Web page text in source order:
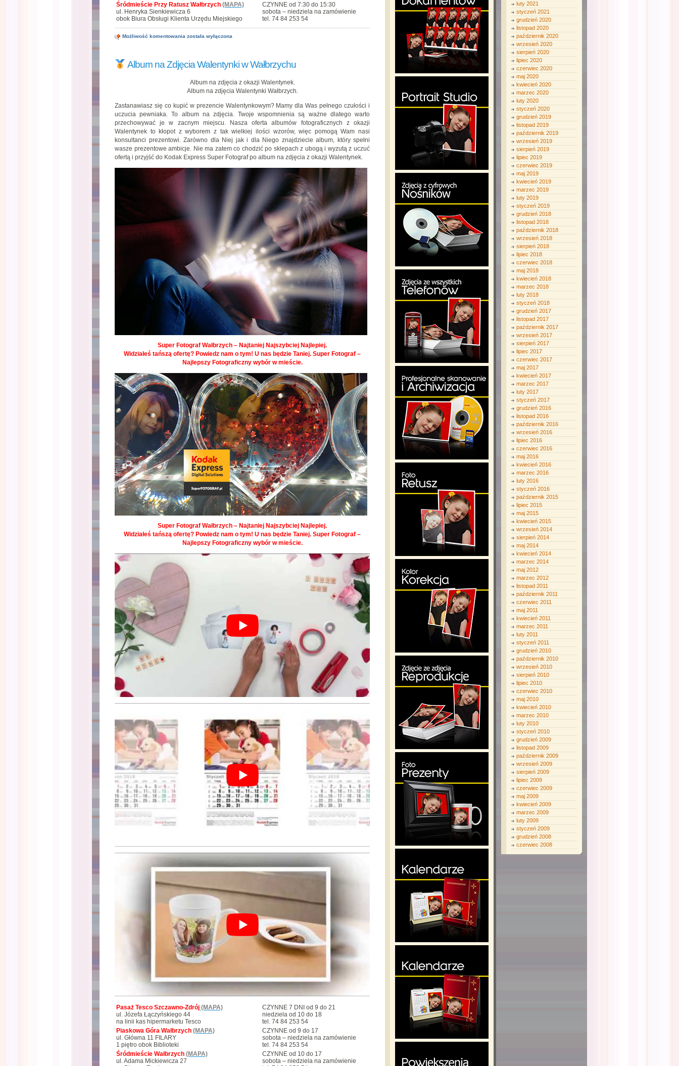
Śródmieście Przy Ratusz Wałbrzych (MAPA)
ul. Henryka Sienkiewicza 6
obok Biura Obsługi Klienta Urzędu Miejskiego
CZYNNE od 7:30 do 15:30
sobota – niedziela na zamówienie
tel. 74 84 253 54
Możliwość komentowania
dla
Niej
została wyłączona
Album na Zdjęcia Walentynki w Wałbrzychu
Album na zdjęcia z okazji Walentynek.
Album na zdjęcia Walentynki Wałbrzych.
Zastanawiasz się co kupić w prezencie Walentynkowym? Mamy dla Was pełnego czułości i
uczucia pewniaka. To album na zdjęcia. Twoje wspomnienia są ważne dlatego warto
przechowywać je w zacnym miejscu. Nasza oferta albumów fotograficznych z okazji
Walentynek to kłopot z wyborem z tak wielkiej ilości wzorów, więc pomogą Wam nasi
konsultanci prezentowi. Zarówno dla Niej jak i dla Niego znajdziecie album, który spełni
wasze prezentowe ambicje. Nie ma zatem co chodzić po sklepach z ubogą i wyzutą z uczuć
ofertą i przyjść do Kodak Express Super Fotograf po album na zdjęcia z okazji Walentynek.
Super Fotograf Wałbrzych – Najtaniej Najszybciej Najlepiej.
Widziałeś tańszą ofertę? Powiedz nam o tym! U nas będzie Taniej. Super Fotograf –
Najlepszy Fotograficzny wybór w mieście.
Super Fotograf Wałbrzych – Najtaniej Najszybciej Najlepiej.
Widziałeś tańszą ofertę? Powiedz nam o tym! U nas będzie Taniej. Super Fotograf –
Najlepszy Fotograficzny wybór w mieście.
Pasaż Tesco Szczawno-Zdrój (MAPA)
ul. Józefa Łączyńskiego 44
na linii kas hipermarketu Tesco
CZYNNE 7 DNI od 9 do 21
niedziela od 10 do 18
tel. 74 84 253 54
Piaskowa Góra Wałbrzych (MAPA)
ul. Główna 11 FILARY
1 piętro obok Biblioteki
CZYNNE od 9 do 17
sobota – niedziela na zamówienie
tel. 74 84 253 54
Śródmieście Wałbrzych (MAPA)
ul. Adama Mickiewicza 27
CZYNNE od 10 do 17
sobota – niedziela na zamówienie
luty 2021
styczeń 2021
grudzień 2020
listopad 2020
październik 2020
wrzesień 2020
sierpień 2020
lipiec 2020
czerwiec 2020
maj 2020
kwiecień 2020
marzec 2020
luty 2020
styczeń 2020
grudzień 2019
listopad 2019
październik 2019
wrzesień 2019
sierpień 2019
lipiec 2019
czerwiec 2019
maj 2019
kwiecień 2019
marzec 2019
luty 2019
styczeń 2019
grudzień 2018
listopad 2018
październik 2018
wrzesień 2018
sierpień 2018
lipiec 2018
czerwiec 2018
maj 2018
kwiecień 2018
marzec 2018
luty 2018
styczeń 2018
grudzień 2017
listopad 2017
październik 2017
wrzesień 2017
sierpień 2017
lipiec 2017
czerwiec 2017
maj 2017
kwiecień 2017
marzec 2017
luty 2017
styczeń 2017
grudzień 2016
listopad 2016
październik 2016
wrzesień 2016
lipiec 2016
czerwiec 2016
maj 2016
kwiecień 2016
marzec 2016
luty 2016
styczeń 2016
październik 2015
lipiec 2015
maj 2015
kwiecień 2015
wrzesień 2014
sierpień 2014
maj 2014
kwiecień 2014
marzec 2014
maj 2012
marzec 2012
listopad 2011
październik 2011
czerwiec 2011
maj 2011
kwiecień 2011
marzec 2011
luty 2011
styczeń 2011
grudzień 2010
październik 2010
wrzesień 2010
sierpień 2010
lipiec 2010
czerwiec 2010
maj 2010
kwiecień 2010
marzec 2010
luty 2010
styczeń 2010
grudzień 2009
listopad 2009
październik 2009
wrzesień 2009
sierpień 2009
lipiec 2009
czerwiec 2009
maj 2009
kwiecień 2009
marzec 2009
luty 2009
styczeń 2009
grudzień 2008
czerwiec 2008